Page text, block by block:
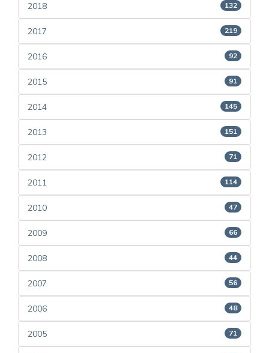
2018 132
2017 219
2016 92
2015 91
2014 145
2013 151
2012 71
2011 114
2010 47
2009 66
2008 44
2007 56
2006 48
2005 71